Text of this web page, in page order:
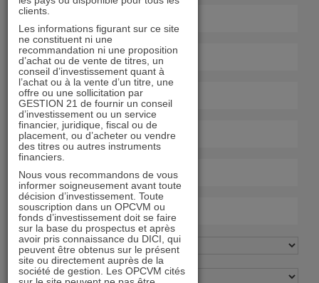
clients.
Les informations figurant sur ce site
ne constituent ni une
recommandation ni une proposition
d’achat ou de vente de titres, un
conseil d’investissement quant à
l’achat ou à la vente d’un titre, une
offre ou une sollicitation par
GESTION 21 de fournir un conseil
d’investissement ou un service
financier, juridique, fiscal ou de
placement, ou d’acheter ou vendre
des titres ou autres instruments
financiers.
Nous vous recommandons de vous
informer soigneusement avant toute
décision d’investissement. Toute
souscription dans un OPCVM ou
fonds d’investissement doit se faire
sur la base du prospectus et après
avoir pris connaissance du DICI, qui
peuvent être obtenus sur le présent
site ou directement auprès de la
société de gestion. Les OPCVM cités